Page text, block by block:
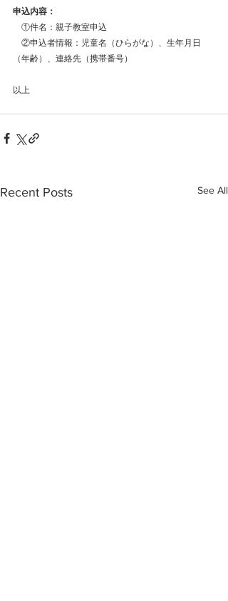
申込内容：
①件名：親子教室申込
②申込者情報：児童名（ひらがな）、生年月日
（年齢）、連絡先（携帯番号）
以上
Recent Posts See All